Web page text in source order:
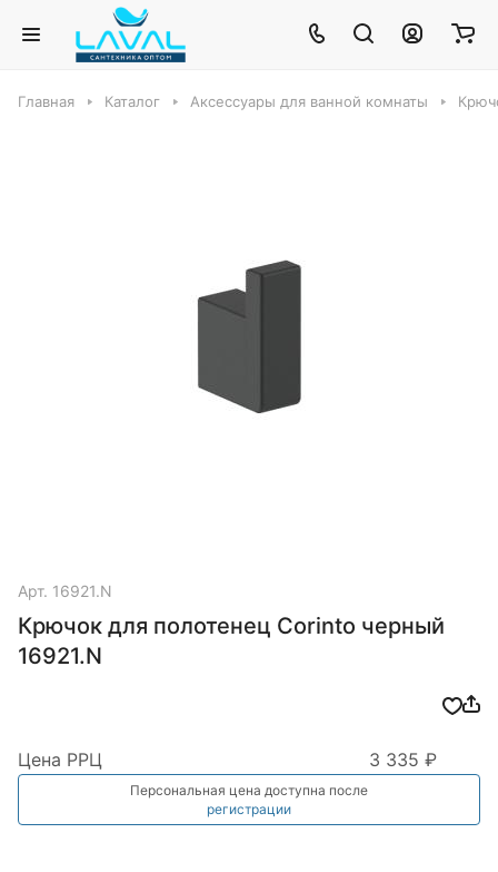
Главная Каталог Аксессуары для ванной комнаты
Арт. 16921.N
Крючок для полотенец Corinto черный
16921.N
Цена РРЦ 3 335 ₽
Персональная цена доступна после
регистрации